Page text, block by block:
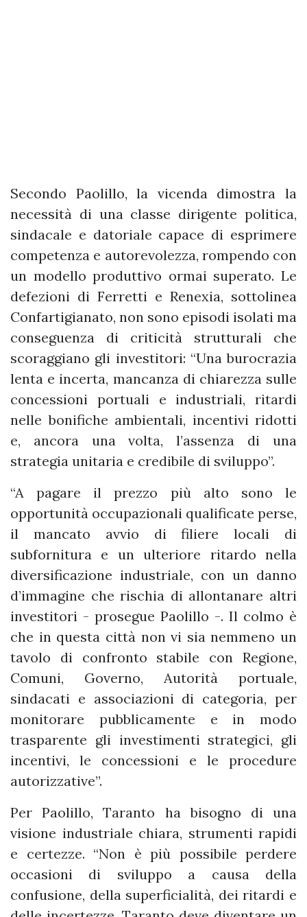
Secondo Paolillo, la vicenda dimostra la
necessità di una classe dirigente politica,
sindacale e datoriale capace di esprimere
competenza e autorevolezza, rompendo con
un modello produttivo ormai superato. Le
defezioni di Ferretti e Renexia, sottolinea
Confartigianato, non sono episodi isolati ma
conseguenza di criticità strutturali che
scoraggiano gli investitori: “Una burocrazia
lenta e incerta, mancanza di chiarezza sulle
concessioni portuali e industriali, ritardi
nelle bonifiche ambientali, incentivi ridotti
e, ancora una volta, l’assenza di una
strategia unitaria e credibile di sviluppo”.
“A pagare il prezzo più alto sono le
opportunità occupazionali qualificate perse,
il mancato avvio di filiere locali di
subfornitura e un ulteriore ritardo nella
diversificazione industriale, con un danno
d’immagine che rischia di allontanare altri
investitori - prosegue Paolillo -. Il colmo è
che in questa città non vi sia nemmeno un
tavolo di confronto stabile con Regione,
Comuni, Governo, Autorità portuale,
sindacati e associazioni di categoria, per
monitorare pubblicamente e in modo
trasparente gli investimenti strategici, gli
incentivi, le concessioni e le procedure
autorizzative”.
Per Paolillo, Taranto ha bisogno di una
visione industriale chiara, strumenti rapidi
e certezze. “Non è più possibile perdere
occasioni di sviluppo a causa della
confusione, della superficialità, dei ritardi e